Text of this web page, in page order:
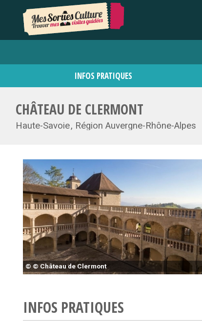
INFOS PRATIQUES
CHÂTEAU DE CLERMONT
Haute-Savoie Région Auvergne-Rhône-Alpes
© © Château de Clermont
INFOS PRATIQUES